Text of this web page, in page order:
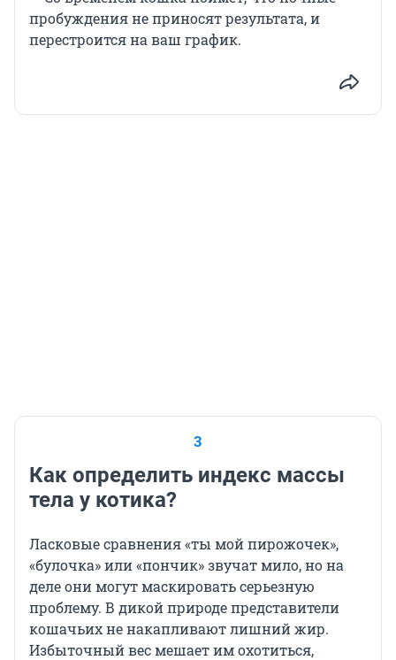
пробуждения не приносят результата, и
перестроится на ваш график.
3
Как определить индекс массы
тела у котика?
Ласковые сравнения «ты мой пирожочек»,
«булочка» или «пончик» звучат мило, но на
деле они могут маскировать серьезную
проблему. В дикой природе представители
кошачьих не накапливают лишний жир.
Избыточный вес мешает им охотиться,